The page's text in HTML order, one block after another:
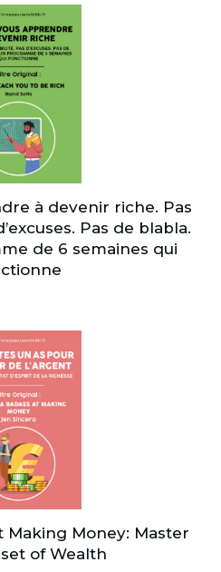
à devenir riche. Pas
Pas de blabla.
de 6 semaines qui
Making Money: Master
of Wealth